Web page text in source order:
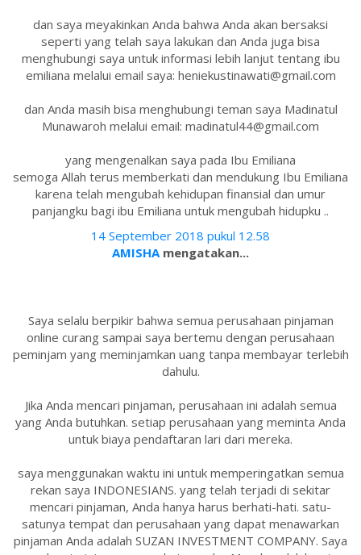
dan saya meyakinkan Anda bahwa Anda akan bersaksi
seperti yang telah saya lakukan dan Anda juga bisa
menghubungi saya untuk informasi lebih lanjut tentang ibu
emiliana melalui email saya: heniekustinawati@gmail.com
dan Anda masih bisa menghubungi teman saya Madinatul
Munawaroh melalui email: madinatul44@gmail.com
yang mengenalkan saya pada Ibu Emiliana
semoga Allah terus memberkati dan mendukung Ibu Emiliana
karena telah mengubah kehidupan finansial dan umur
panjangku bagi ibu Emiliana untuk mengubah hidupku ..
14 September 2018 pukul 12.58
AMISHAmengatakan...
Saya selalu berpikir bahwa semua perusahaan pinjaman
online curang sampai saya bertemu dengan perusahaan
peminjam yang meminjamkan uang tanpa membayar terlebih
dahulu.
Jika Anda mencari pinjaman, perusahaan ini adalah semua
yang Anda butuhkan. setiap perusahaan yang meminta Anda
untuk biaya pendaftaran lari dari mereka.
saya menggunakan waktu ini untuk memperingatkan semua
rekan saya INDONESIANS. yang telah terjadi di sekitar
mencari pinjaman, Anda hanya harus berhati-hati. satu-
satunya tempat dan perusahaan yang dapat menawarkan
pinjaman Anda adalah SUZAN INVESTMENT COMPANY. Saya